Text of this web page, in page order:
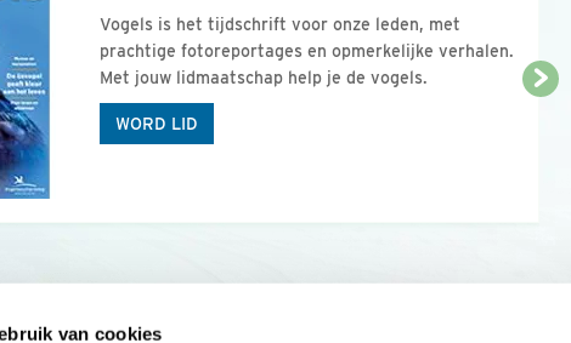
van cookies
Vogels is het tijdschrift voor onze leden, met
prachtige fotoreportages en opmerkelijke verhalen.
Met jouw lidmaatschap help je de vogels.
WORD LID